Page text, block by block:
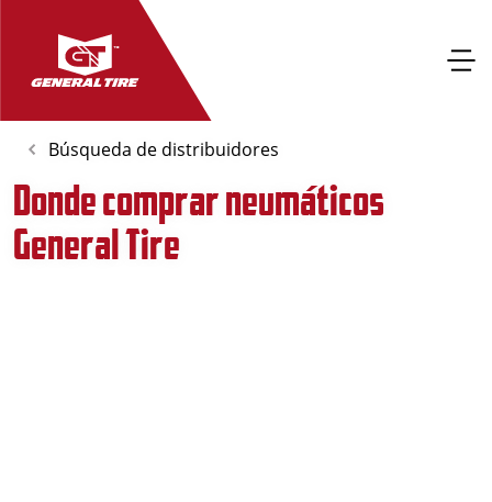
Búsqueda de distribuidores
Donde comprar neumáticos
General Tire